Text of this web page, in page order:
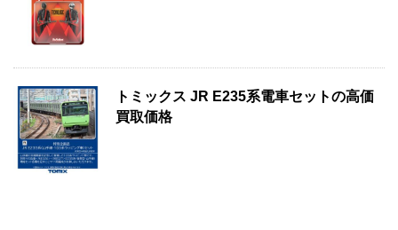
トミックス JR E235系電車セットの高価
買取価格